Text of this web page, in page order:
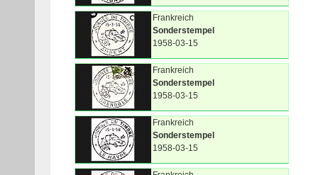
Frankreich
Sonderstempel
1958-03-15
Frankreich
Sonderstempel
1958-03-15
Frankreich
Sonderstempel
1958-03-15